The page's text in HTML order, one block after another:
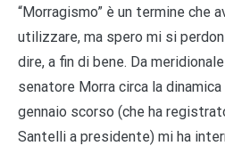
“Morragismo” è un termine che
utilizzare, ma spero mi si
dire, a fin di bene. Da
senatore Morra circa la
gennaio scorso (che ha
Santelli a presidente) mi ha